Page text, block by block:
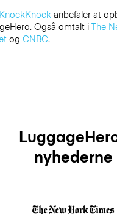
KnockKnockanbefaler at
Også omtalt i The
og CNBC.
nyhederne